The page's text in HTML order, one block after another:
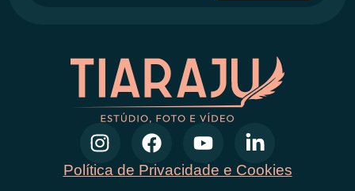
Política de Privacidade e Cookies